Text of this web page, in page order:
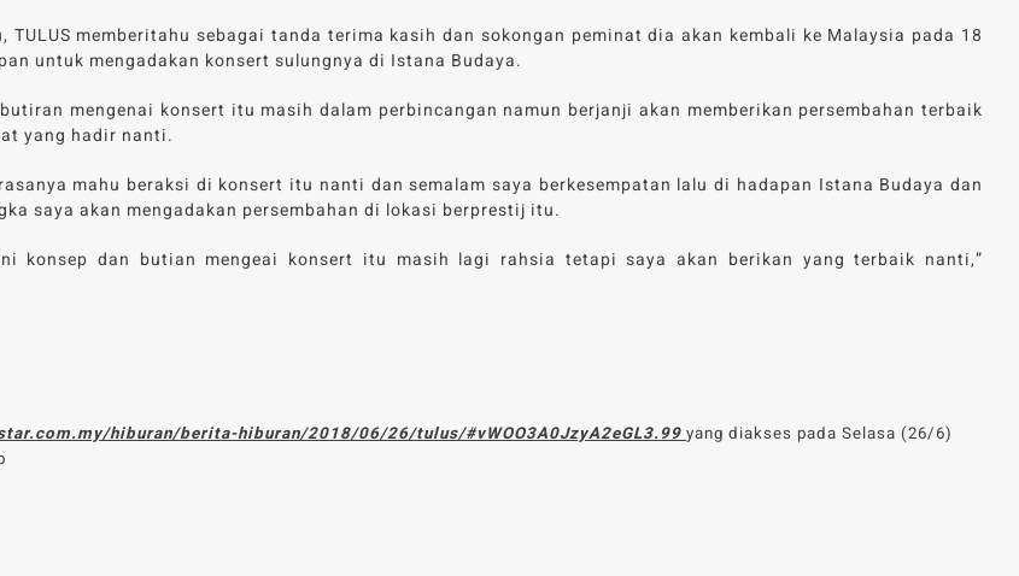
TULUS memberitahu sebagai tanda terima kasih dan sokongan peminat dia akan kembali ke Malaysia pada 18
untuk mengadakan konsert sulungnya di Istana Budaya.
butiran mengenai konsert itu masih dalam perbincangan namun berjanji akan memberikan persembahan terbaik
yang hadir nanti.
mahu beraksi di konsert itu nanti dan semalam saya berkesempatan lalu di hadapan Istana Budaya dan
saya akan mengadakan persembahan di lokasi berprestij itu.
konsep dan butian mengeai konsert itu masih lagi rahsia tetapi saya akan berikan yang terbaik nanti,”
hiburan/berita-hiburan/2018/06/26/tulus/#vWOO3A0JzyA2eGL3.99yang diakses pada Selasa (26/6)